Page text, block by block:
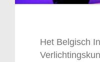
Het Belgisch